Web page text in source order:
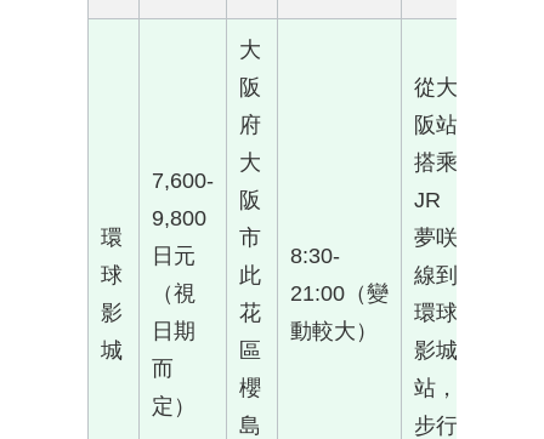
環
球
影
城
7,600-
9,800
日元
（視
日期
而
定）
大
阪
府
大
阪
市
此
花
區
櫻
島
8:30-
21:00（變
動較大）
從大
阪站
搭乘
JR
夢咲
線到
環球
影城
站，
步行